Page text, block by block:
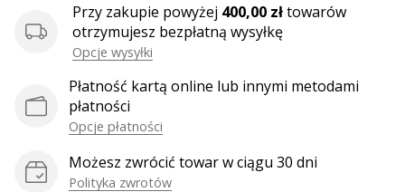
Dołącz
jako
Ambasador
Przy zakupie powyżej 400,00 złtowarów
otrzymujesz bezpłatną wysyłkę
Opcje wysyłki
Płatność kartą online lub innymi metodami
płatności
Opcje płatności
Możesz zwrócić towar w ciągu 30 dni
Polityka zwrotów